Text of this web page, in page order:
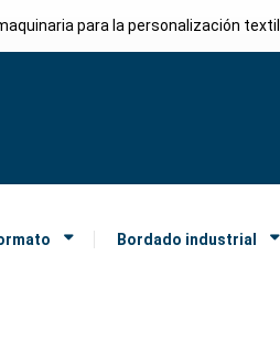
para la personalización textil
Bordado industrial